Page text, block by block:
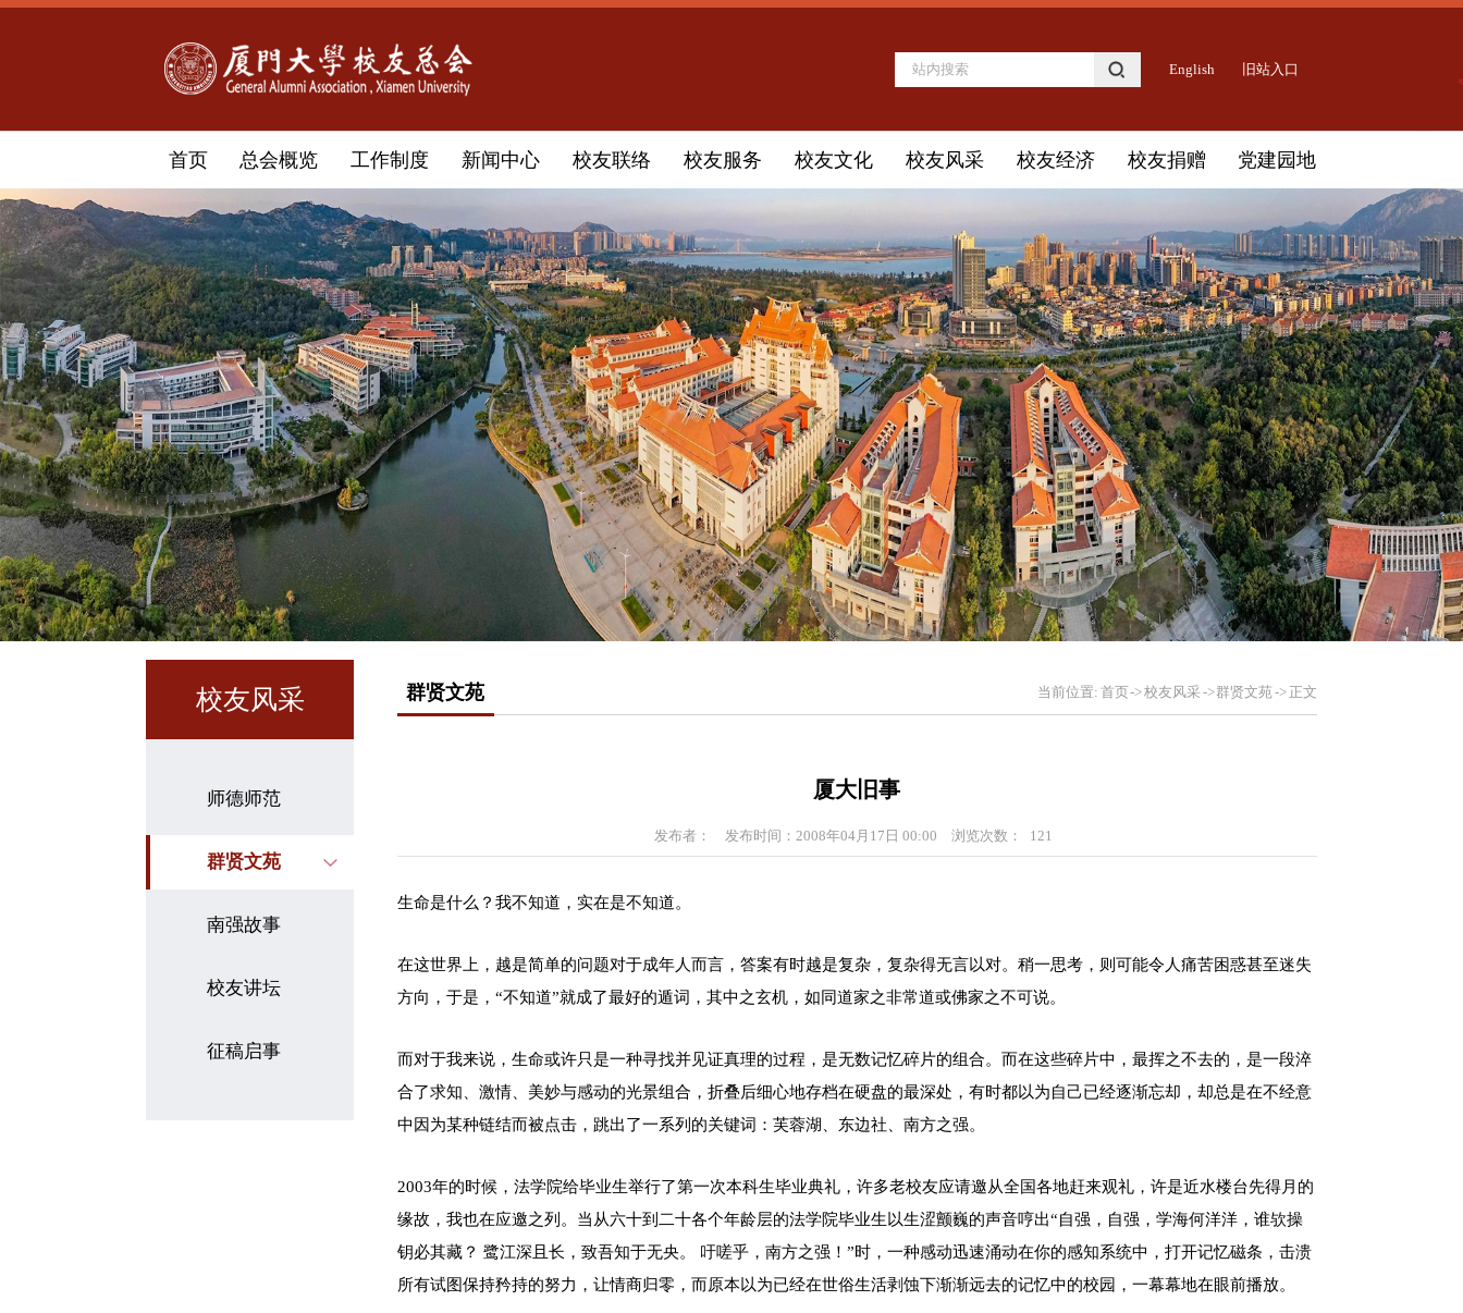
English 旧站入口
首页 总会概览 工作制度 新闻中心 校友联络 校友服务 校友文化 校友风采 校友经济 校友捐赠 党建园地
校友风采
师德师范
群贤文苑
南强故事
校友讲坛
征稿启事
群贤文苑 当前位置: 首页->校友风采->群贤文苑-> 正文
厦大旧事
发布者： 发布时间：2008年04月17日 00:00 浏览次数： 121
生命是什么？我不知道，实在是不知道。
在这世界上，越是简单的问题对于成年人而言，答案有时越是复杂，复杂得无言以对。稍一思考，则可能令人痛苦困惑甚至迷失
方向，于是，“不知道”就成了最好的遁词，其中之玄机，如同道家之非常道或佛家之不可说。
而对于我来说，生命或许只是一种寻找并见证真理的过程，是无数记忆碎片的组合。而在这些碎片中，最挥之不去的，是一段淬
合了求知、激情、美妙与感动的光景组合，折叠后细心地存档在硬盘的最深处，有时都以为自己已经逐渐忘却，却总是在不经意
中因为某种链结而被点击，跳出了一系列的关键词：芙蓉湖、东边社、南方之强。
2003年的时候，法学院给毕业生举行了第一次本科生毕业典礼，许多老校友应请邀从全国各地赶来观礼，许是近水楼台先得月的
缘故，我也在应邀之列。当从六十到二十各个年龄层的法学院毕业生以生涩颤巍的声音哼出“自强，自强，学海何洋洋，谁欤操
钥必其藏？ 鹭江深且长，致吾知于无央。 吁嗟乎，南方之强！”时，一种感动迅速涌动在你的感知系统中，打开记忆磁条，击溃
所有试图保持矜持的努力，让情商归零，而原本以为已经在世俗生活剥蚀下渐渐远去的记忆中的校园，一幕幕地在眼前播放。